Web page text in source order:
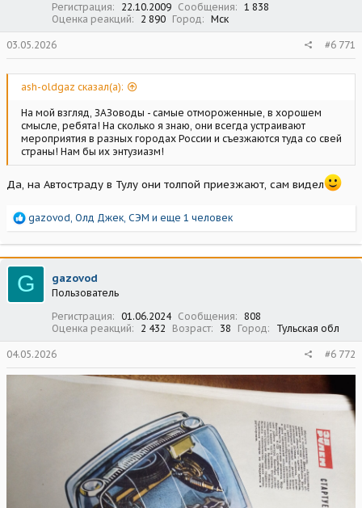
Регистрация
22.10.2009 Сообщения
1 838
Оценка реакций
2 890 Город Мск
03.05.2026 #6 771
ash-oldgaz сказал(а):
На мой взгляд, ЗАЗоводы - самые отмороженные, в хорошем
смысле, ребята! На сколько я знаю, они всегда устраивают
мероприятия в разных городах России и съезжаются туда со свей
страны! Нам бы их энтузиазм!
Да, на Автостраду в Тулу они толпой приезжают, сам видел
Р
а
к
ц
и
и
gazovod Олд Джек СЭМ и еще 1 человек
G gazovod
Пользователь
Регистрация
01.06.2024 Сообщения
808
Оценка реакций
2 432 Возраст 38 Город Тульская обл
04.05.2026 #6 772